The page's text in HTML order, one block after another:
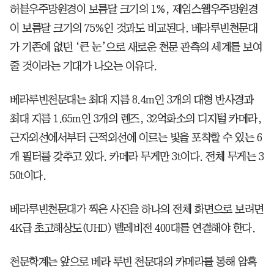
허블우주망원경이 보름달 크기의 1%, 제임스웹우주망원경
이 보름달 크기의 75%인 것과도 비교된다. 베라루빈천문대
가 기존에 없던 ‘큰 눈’으로 새로운 천문 관측의 세계를 보여
줄 것이라는 기대가 나오는 이유다.
베라루빈천문대는 최대 지름 8.4m인 3개의 대형 반사경과
최대 지름 1.65m인 3개의 렌즈, 32억화소의 디지털 카메라,
근자외선에서부터 근적외선에 이르는 빛을 포착할 수 있는 6
개 필터를 갖추고 있다. 카메라 무게만 3t이다. 전체 무게는 3
50t이다.
베라루빈천문대가 찍은 사진을 하나의 전체 화면으로 보려면
4K급 초고해상도(UHD) 텔레비전 400대를 연결해야 한다.
천문학계는 앞으로 베라 루빈 천문대의 카메라를 통해 암흑